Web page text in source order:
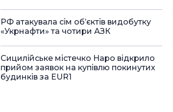
РФ атакувала сім об’єктів видобутку
«Укрнафти» та чотири АЗК
Сицилійське містечко Наро відкрило
прийом заявок на купівлю покинутих
будинків за EUR1